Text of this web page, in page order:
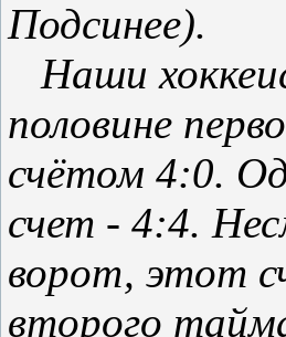
Подсинее).
Наши
половине
счётом 4:0.
счет - 4:4.
ворот, этот
второго